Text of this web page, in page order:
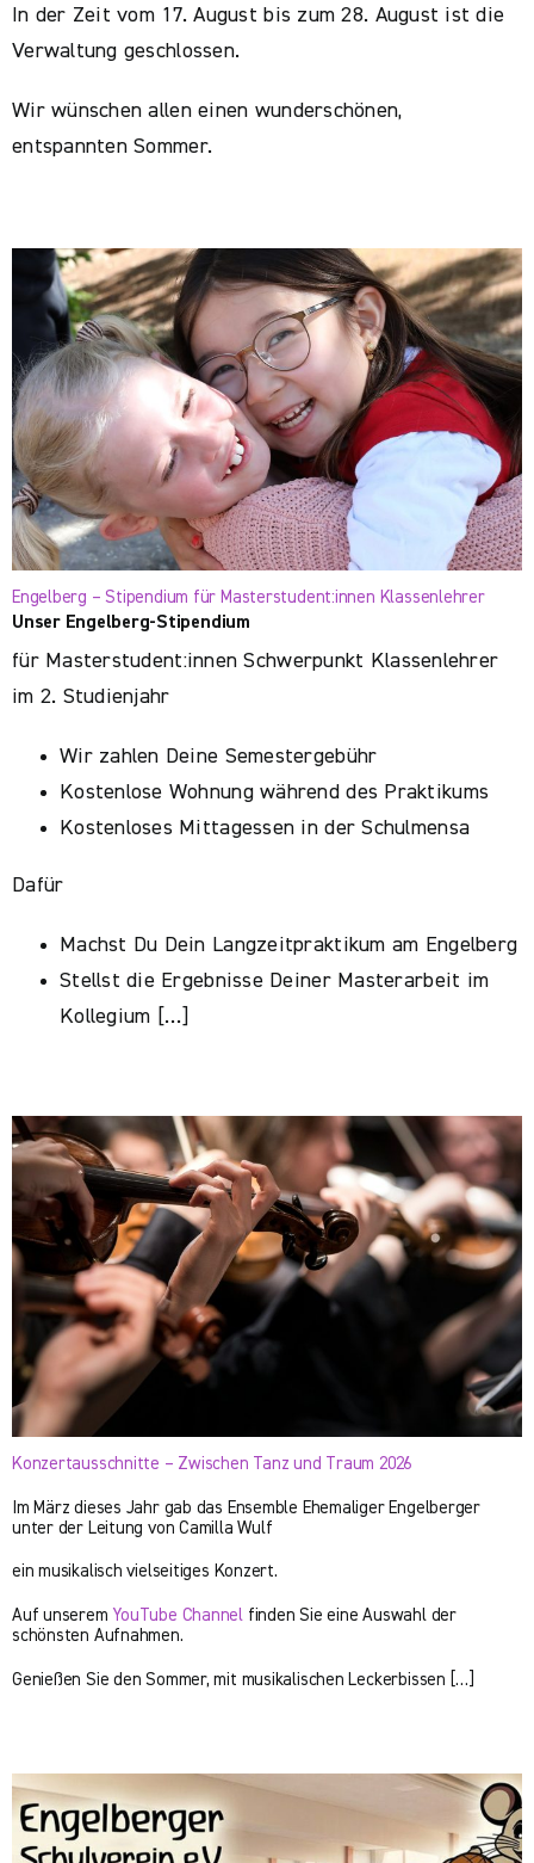
In der Zeit vom 17. August bis zum 28. August ist die
Verwaltung geschlossen.
Wir wünschen allen einen wunderschönen,
entspannten Sommer.
Engelberg – Stipendium für Masterstudent:innen Klassenlehrer
Unser Engelberg-Stipendium
für Masterstudent:innen Schwerpunkt Klassenlehrer
im 2. Studienjahr
Wir zahlen Deine Semestergebühr
Kostenlose Wohnung während des Praktikums
Kostenloses Mittagessen in der Schulmensa
Dafür
Machst Du Dein Langzeitpraktikum am Engelberg
Stellst die Ergebnisse Deiner Masterarbeit im
Kollegium […]
Konzertausschnitte – Zwischen Tanz und Traum 2026
Im März dieses Jahr gab das Ensemble Ehemaliger Engelberger
unter der Leitung von Camilla Wulf
ein musikalisch vielseitiges Konzert.
Auf unserem YouTube Channel finden Sie eine Auswahl der
schönsten Aufnahmen.
Genießen Sie den Sommer, mit musikalischen Leckerbissen […]